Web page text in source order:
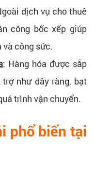
dịch vụ cho thuê
công bốc xếp giúp
và công sức.
: Hàng hóa được sắp
như dây ràng, bạt
trình vận chuyển.
phổ biến tại